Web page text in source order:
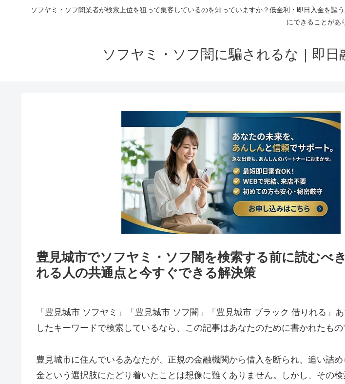
ソフヤミ・ソフ闇業者が検索上位を狙って集客しているのを知っていますか？低金利・即日入金を
にできることがあ
ソフヤミ・ソフ闇に騙されるな｜即
豊見城市でソフヤミ・ソフ闇を検索する前に読むべ
れる人の共通点と今すぐできる解決策
「豊見城市 ソフヤミ」「豊見城市 ソフ闇」「豊見城市 ブラック 借りれる」
したキーワードで検索しているなら、この記事はあなたのために書かれたもの
豊見城市に住んでいるあなたが、正規の金融機関から借入を断られ、追い詰
金という選択肢にたどり着いたことは想像に難くありません。しかし、その